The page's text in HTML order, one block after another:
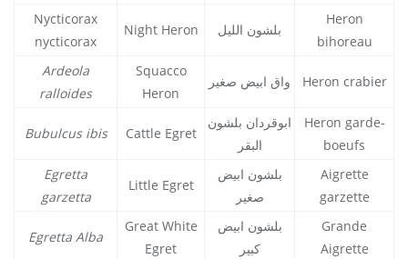
Nycticorax
nycticorax
Night Heron بلشون الليل
Heron
bihoreau
Ardeola
ralloides
Squacco
Heron
واق ابيض صغير Heron crabier
Bubulcus ibis Cattle Egret
ابوقردان بلشون
البقر
Heron garde-
boeufs
Egretta
garzetta
Little Egret
بلشون ابيض
صغير
Aigrette
garzette
Egretta Alba
Great White
Egret
بلشون ابيض
كبير
Grande
Aigrette